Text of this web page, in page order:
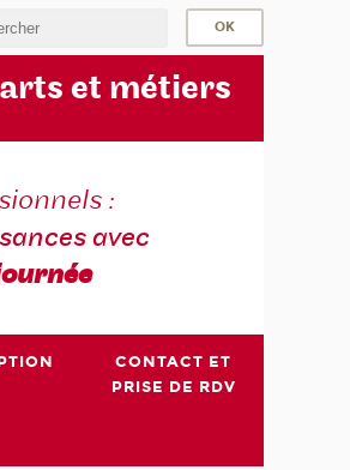
arts et métiers
:
avec
CONTACT ET
PRISE DE RDV